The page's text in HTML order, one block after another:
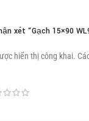
xét “Gạch 15×90
hiển thị công khai.